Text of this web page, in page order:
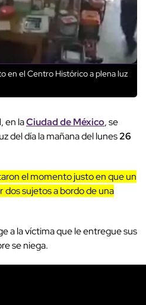
en el Centro Histórico a plena luz
, en laCiudad de México, se
del día la mañana del lunes26
el momento justo en que un
sujetos a bordo de una
a la víctima que le entregue sus
se niega.